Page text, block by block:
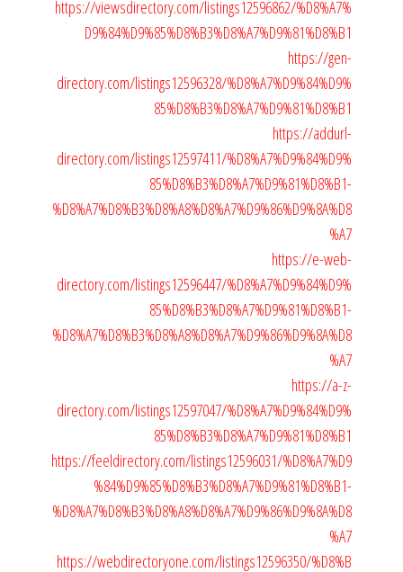
https://viewsdirectory.com/listings12596862/%D8%A7%
D9%84%D9%85%D8%B3%D8%A7%D9%81%D8%B1
https://gen-
directory.com/listings12596328/%D8%A7%D9%84%D9%
85%D8%B3%D8%A7%D9%81%D8%B1
https://addurl-
directory.com/listings12597411/%D8%A7%D9%84%D9%
85%D8%B3%D8%A7%D9%81%D8%B1-
%D8%A7%D8%B3%D8%A8%D8%A7%D9%86%D9%8A%D8
%A7
https://e-web-
directory.com/listings12596447/%D8%A7%D9%84%D9%
85%D8%B3%D8%A7%D9%81%D8%B1-
%D8%A7%D8%B3%D8%A8%D8%A7%D9%86%D9%8A%D8
%A7
https://a-z-
directory.com/listings12597047/%D8%A7%D9%84%D9%
85%D8%B3%D8%A7%D9%81%D8%B1
https://feeldirectory.com/listings12596031/%D8%A7%D9
%84%D9%85%D8%B3%D8%A7%D9%81%D8%B1-
%D8%A7%D8%B3%D8%A8%D8%A7%D9%86%D9%8A%D8
%A7
https://webdirectoryone.com/listings12596350/%D8%B